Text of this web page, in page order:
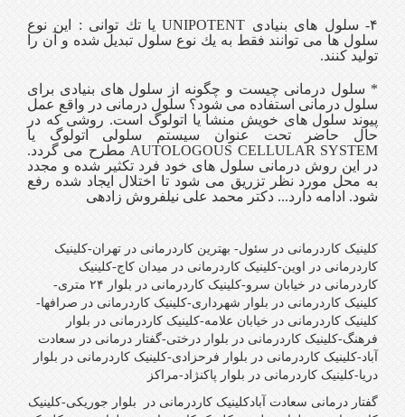
۴- سلول های بنیادی UNIPOTENT یا تك توانی : این نوع
سلول ها می توانند فقط به یك نوع سلول تبدیل شده و آن را
تولید كنند.
* سلول درمانی چیست و چگونه از سلول های بنیادی برای
سلول درمانی استفاده می شود؟ سلول درمانی در واقع عمل
پیوند سلول های خویش منشا یا اتولوگ است. روشی كه در
حال حاضر تحت عنوان سیستم سلولی اتولوگ یا
AUTOLOGOUS CELLULAR SYSTEM مطرح می گردد.
در این روش درمانی سلول های خود فرد تكثیر شده و مجدد
به محل مورد نظر تزریق می شود تا اختلال ایجاد شده رفع
شود. ادامه دارد... دکتر محمد علی نیلفروش زادهی
کلینیک کاردرمانی در سئول- بهترین کاردرمانی در تهران-کلینیک
کاردرمانی در اوین-کلینیک کاردرمانی در میدان کاج-کلینیک
کاردرمانی در خیابان سرو-کلینیک کاردرمانی در بلوار ۲۴ متری-
کلینیک کاردرمانی در بلوار شهرداری-کلینیک کاردرمانی در صرافها-
کلینیک کاردرمانی در خیابان علامه-کلینیک کاردرمانی در بلوار
فرهنگ-کلینیک کاردرمانی در بلوار درختی-گفتار درمانی در سعادت
آباد-کلینیک کاردرمانی در بلوار فرحزادی-کلینیک کاردرمانی در بلوار
دریا-کلینیک کاردرمانی در بلوار پاکنژاد-مراکز
گفتار درمانی سعادت آبادکلینیک کاردرمانی در بلوار جوریکی-کلینیک